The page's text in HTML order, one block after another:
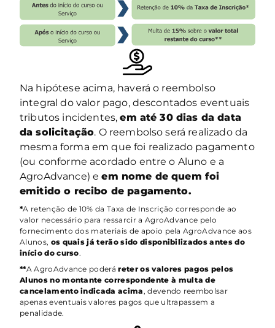
Na hipótese acima, haverá o reembolso
integral do valor pago, descontados eventuais
tributos incidentes,em até 30 dias da data
da solicitação. O reembolso será realizado da
mesma forma em que foi realizado pagamento
(ou conforme acordado entre o Aluno e a
AgroAdvance) eem nome de quem foi
emitido o recibo de pagamento.
*A retenção de 10% da Taxa de Inscrição corresponde ao
valor necessário para ressarcir a AgroAdvance pelo
fornecimento dos materiais de apoio pela AgroAdvance aos
Alunos, os quais já terão sido disponibilizados antes do
início do curso.
**A AgroAdvance poderáreter os valores pagos pelos
Alunos no montante correspondente à multa de
cancelamento indicada acima, devendo reembolsar
apenas eventuais valores pagos que ultrapassem a
penalidade.